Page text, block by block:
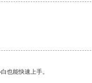
也能快速上手。